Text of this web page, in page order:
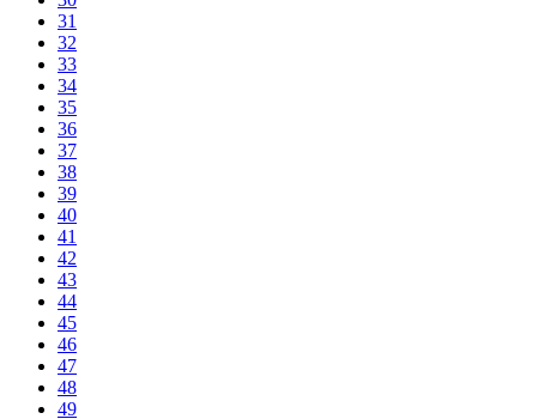
31
32
33
34
35
36
37
38
39
40
41
42
43
44
45
46
47
48
49